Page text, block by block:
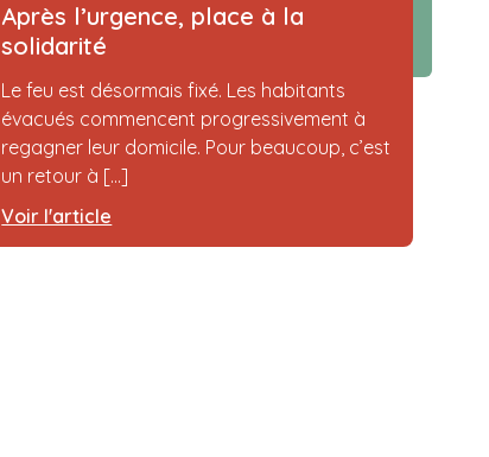
Après l’urgence, place à la
solidarité
Le feu est désormais fixé. Les habitants
évacués commencent progressivement à
regagner leur domicile. Pour beaucoup, c’est
un retour à [...]
Voir l'article